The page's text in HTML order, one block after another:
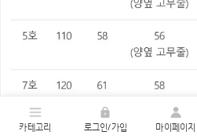
카테고리 로그인/가입 마이페이지